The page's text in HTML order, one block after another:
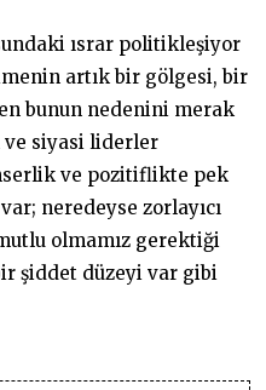
ısrar politikleşiyor
artık bir gölgesi, bir
bunun nedenini merak
ve siyasi liderler
ve pozitiflikte pek
neredeyse zorlayıcı
olmamız gerektiği
şiddet düzeyi var gibi